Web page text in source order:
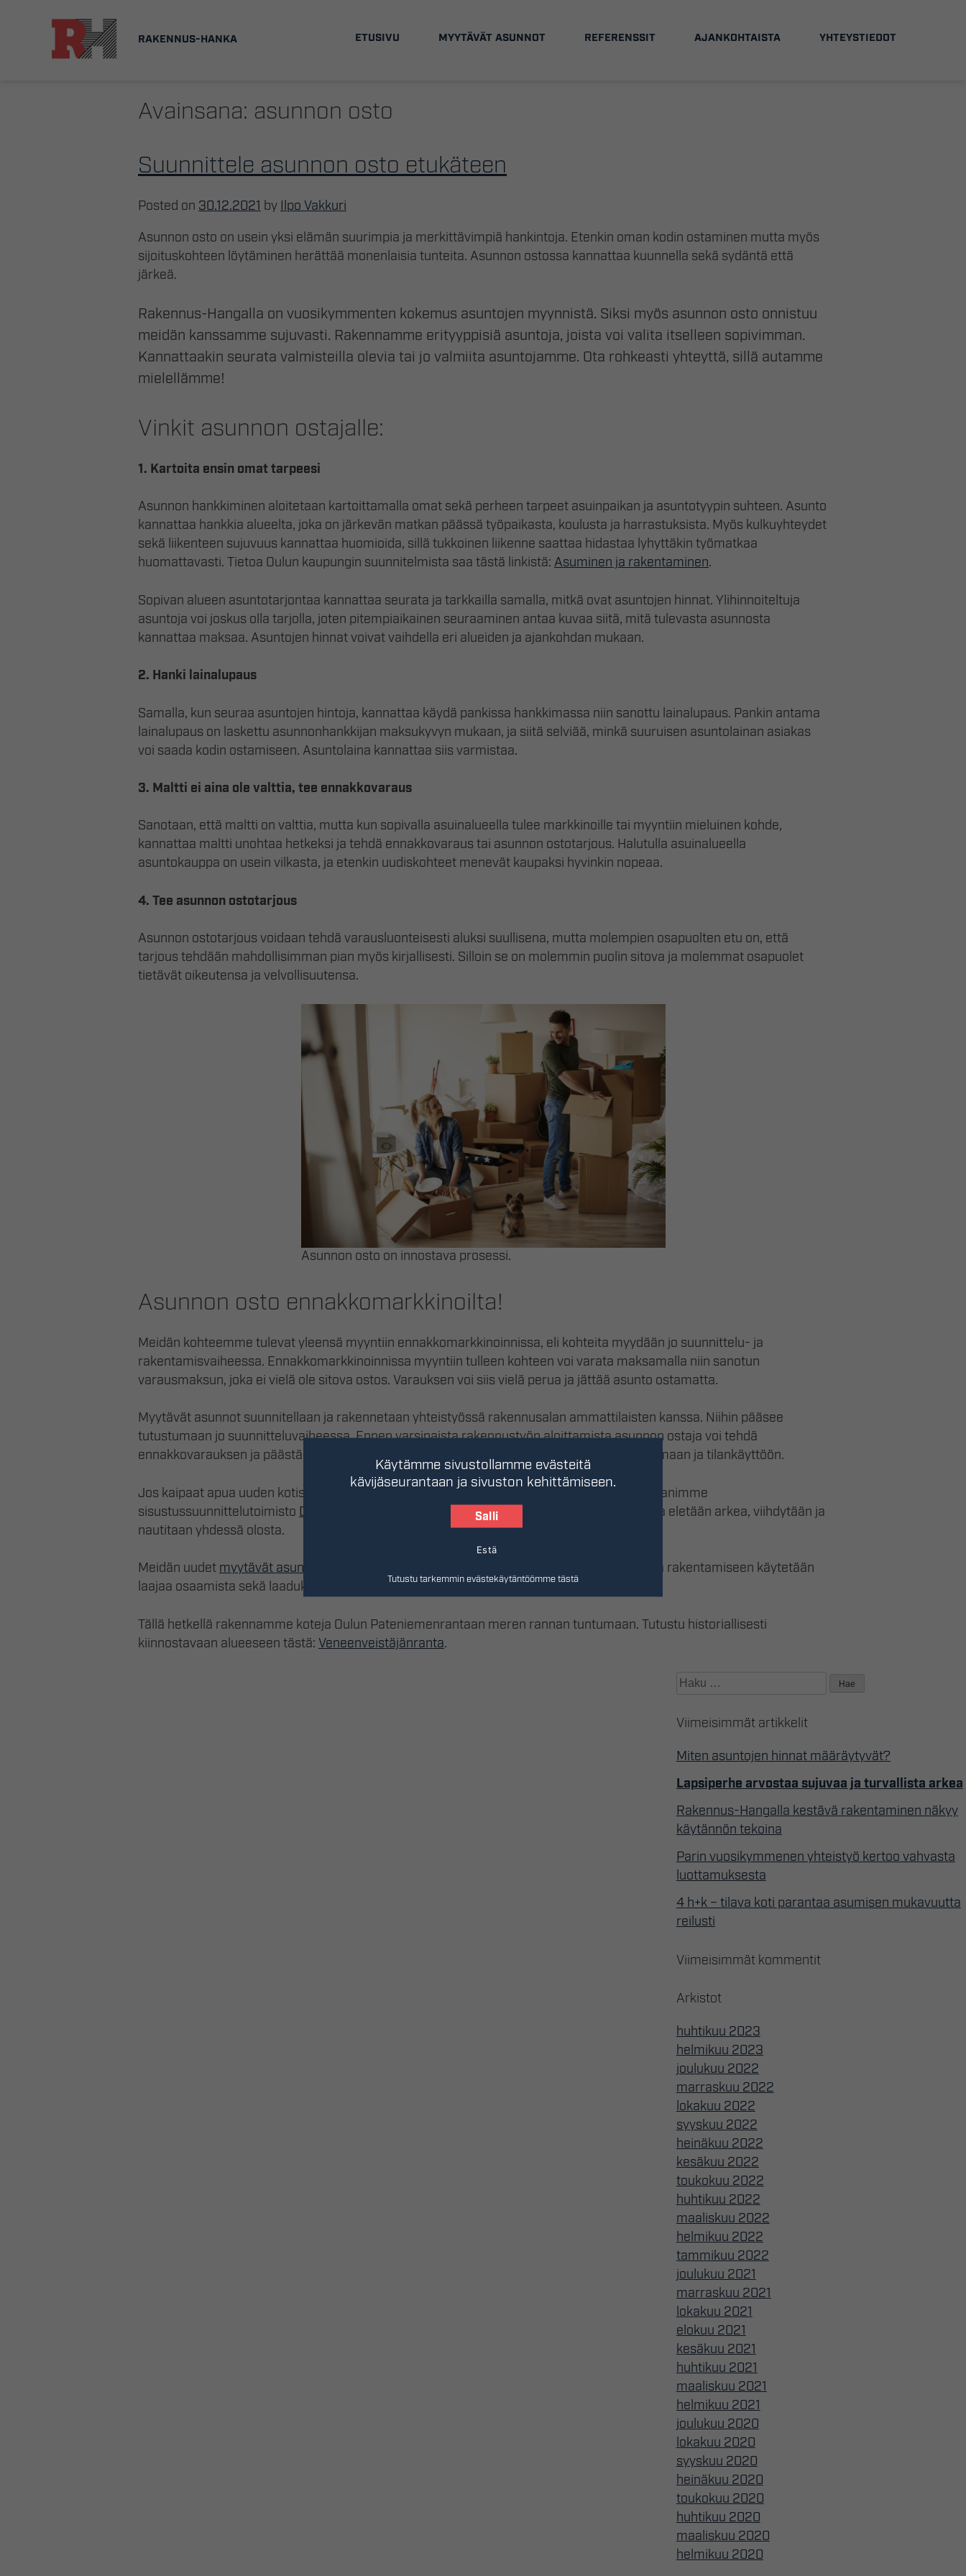
RAKENNUS-HANKA ETUSIVU MYYTÄVÄT ASUNNOT REFERENSSIT AJANKOHTAISTA YHTEYSTIEDOT
Avainsana: asunnon osto
Suunnittele asunnon osto etukäteen
Posted on 30.12.2021 by Ilpo Vakkuri
Asunnon osto on usein yksi elämän suurimpia ja merkittävimpiä hankintoja. Etenkin oman kodin ostaminen mutta myös
sijoituskohteen löytäminen herättää monenlaisia tunteita. Asunnon ostossa kannattaa kuunnella sekä sydäntä että
järkeä.
Rakennus-Hangalla on vuosikymmenten kokemus asuntojen myynnistä. Siksi myös asunnon osto onnistuu
meidän kanssamme sujuvasti. Rakennamme erityyppisiä asuntoja, joista voi valita itselleen sopivimman.
Kannattaakin seurata valmisteilla olevia tai jo valmiita asuntojamme. Ota rohkeasti yhteyttä, sillä autamme
mielellämme!
Vinkit asunnon ostajalle:
1. Kartoita ensin omat tarpeesi
Asunnon hankkiminen aloitetaan kartoittamalla omat sekä perheen tarpeet asuinpaikan ja asuntotyypin suhteen. Asunto
kannattaa hankkia alueelta, joka on järkevän matkan päässä työpaikasta, koulusta ja harrastuksista. Myös kulkuyhteydet
sekä liikenteen sujuvuus kannattaa huomioida, sillä tukkoinen liikenne saattaa hidastaa lyhyttäkin työmatkaa
huomattavasti. Tietoa Oulun kaupungin suunnitelmista saa tästä linkistä: Asuminen ja rakentaminen.
Sopivan alueen asuntotarjontaa kannattaa seurata ja tarkkailla samalla, mitkä ovat asuntojen hinnat. Ylihinnoiteltuja
asuntoja voi joskus olla tarjolla, joten pitempiaikainen seuraaminen antaa kuvaa siitä, mitä tulevasta asunnosta
kannattaa maksaa. Asuntojen hinnat voivat vaihdella eri alueiden ja ajankohdan mukaan.
2. Hanki lainalupaus
Samalla, kun seuraa asuntojen hintoja, kannattaa käydä pankissa hankkimassa niin sanottu lainalupaus. Pankin antama
lainalupaus on laskettu asunnonhankkijan maksukyvyn mukaan, ja siitä selviää, minkä suuruisen asuntolainan asiakas
voi saada kodin ostamiseen. Asuntolaina kannattaa siis varmistaa.
3. Maltti ei aina ole valttia, tee ennakkovaraus
Sanotaan, että maltti on valttia, mutta kun sopivalla asuinalueella tulee markkinoille tai myyntiin mieluinen kohde,
kannattaa maltti unohtaa hetkeksi ja tehdä ennakkovaraus tai asunnon ostotarjous. Halutulla asuinalueella
asuntokauppa on usein vilkasta, ja etenkin uudiskohteet menevät kaupaksi hyvinkin nopeaa.
4. Tee asunnon ostotarjous
Asunnon ostotarjous voidaan tehdä varausluonteisesti aluksi suullisena, mutta molempien osapuolten etu on, että
tarjous tehdään mahdollisimman pian myös kirjallisesti. Silloin se on molemmin puolin sitova ja molemmat osapuolet
tietävät oikeutensa ja velvollisuutensa.
Asunnon osto on innostava prosessi.
Asunnon osto ennakkomarkkinoilta!
Meidän kohteemme tulevat yleensä myyntiin ennakkomarkkinoinnissa, eli kohteita myydään jo suunnittelu- ja
rakentamisvaiheessa. Ennakkomarkkinoinnissa myyntiin tulleen kohteen voi varata maksamalla niin sanotun
varausmaksun, joka ei vielä ole sitova ostos. Varauksen voi siis vielä perua ja jättää asunto ostamatta.
Myytävät asunnot suunnitellaan ja rakennetaan yhteistyössä rakennusalan ammattilaisten kanssa. Niihin pääsee
tutustumaan jo suunnitteluvaiheessa. Ennen varsinaista rakennustyön aloittamista asunnon ostaja voi tehdä
ennakkovarauksen ja päästä vaikuttamaan valmistuvan asuntonsa sisustukseen, värimaailmaan ja tilankäyttöön.
Jos kaipaat apua uuden kotisi materiaalien ja värien valintaan, voit kääntyä yhteistyökumppanimme
sisustussuunnittelutoimisto
puoleen. He suunnittelevat koteja, joissa eletään arkea, viihdytään ja
nautitaan yhdessä olosta.
Meidän uudet myytävät asunnot
ovat aina jonkun tulevia koteja, joten niiden suunnitteluun ja rakentamiseen käytetään
laajaa osaamista sekä laadukkaita menetelmiä!
Tällä hetkellä rakennamme koteja Oulun Pateniemenrantaan meren rannan tuntumaan. Tutustu historiallisesti
kiinnostavaan alueeseen tästä: Veneenveistäjänranta.
Haku:
Viimeisimmät artikkelit
Miten asuntojen hinnat määräytyvät?
Lapsiperhe arvostaa sujuvaa ja turvallista arkea
Rakennus-Hangalla kestävä rakentaminen näkyy
käytännön tekoina
Parin vuosikymmenen yhteistyö kertoo vahvasta
luottamuksesta
4 h+k – tilava koti parantaa asumisen mukavuutta
reilusti
Viimeisimmät kommentit
Arkistot
huhtikuu 2023
helmikuu 2023
joulukuu 2022
marraskuu 2022
lokakuu 2022
syyskuu 2022
heinäkuu 2022
kesäkuu 2022
toukokuu 2022
huhtikuu 2022
maaliskuu 2022
helmikuu 2022
tammikuu 2022
joulukuu 2021
marraskuu 2021
lokakuu 2021
elokuu 2021
kesäkuu 2021
huhtikuu 2021
maaliskuu 2021
helmikuu 2021
joulukuu 2020
lokakuu 2020
syyskuu 2020
heinäkuu 2020
toukokuu 2020
huhtikuu 2020
maaliskuu 2020
helmikuu 2020
Käytämme sivustollamme evästeitä
kävijäseurantaan ja sivuston kehittämiseen.
Salli
Estä
Tutustu tarkemmin evästekäytäntöömme tästä